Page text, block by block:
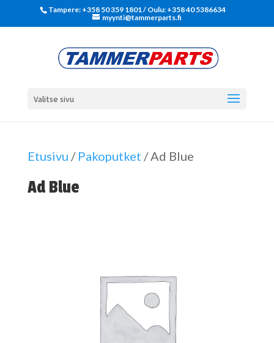
Tampere: +358 50 359 1801‬ / Oulu: +358 40 5386634
myynti@tammerparts.fi
Valitse sivu
Etusivu / Pakoputket / Ad Blue
Ad Blue